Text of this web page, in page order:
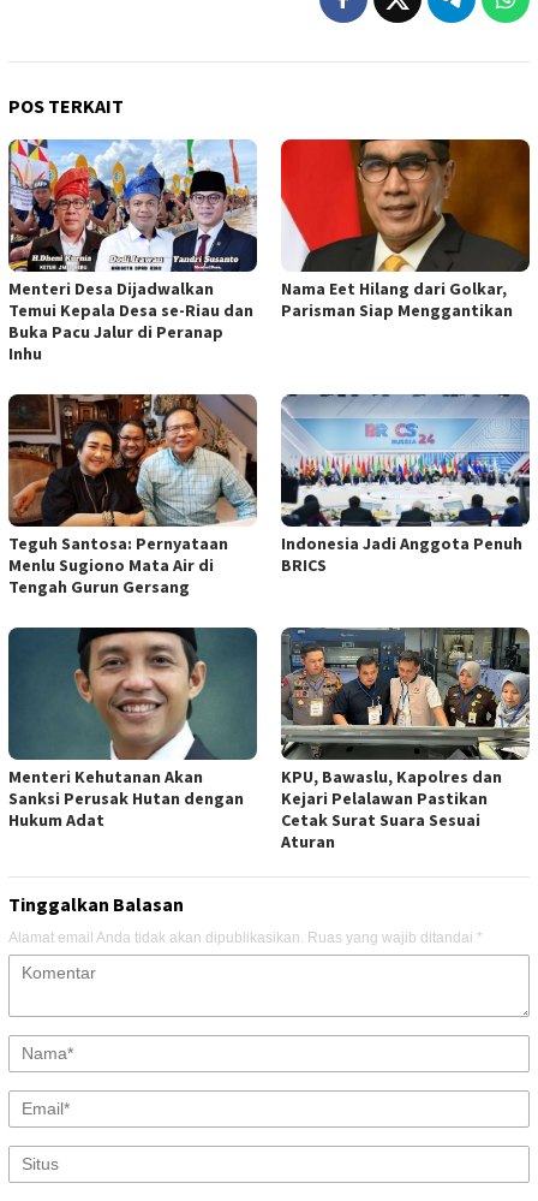
POS TERKAIT
Menteri Desa Dijadwalkan
Temui Kepala Desa se-Riau dan
Buka Pacu Jalur di Peranap
Inhu
Nama Eet Hilang dari Golkar,
Parisman Siap Menggantikan
Teguh Santosa: Pernyataan
Menlu Sugiono Mata Air di
Tengah Gurun Gersang
Indonesia Jadi Anggota Penuh
BRICS
Menteri Kehutanan Akan
Sanksi Perusak Hutan dengan
Hukum Adat
KPU, Bawaslu, Kapolres dan
Kejari Pelalawan Pastikan
Cetak Surat Suara Sesuai
Aturan
Tinggalkan Balasan
Alamat email Anda tidak akan dipublikasikan. Ruas yang wajib ditandai *